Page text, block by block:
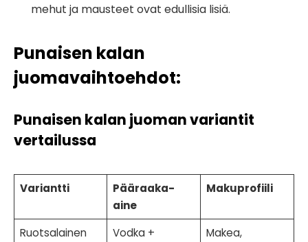
mehut ja mausteet ovat edullisia lisiä.
Punaisen kalan
juomavaihtoehdot:
Punaisen kalan juoman variantit
vertailussa
Variantti
Pääraaka-
aine
Makuprofiili
Ruotsalainen
Vodka +
Makea,